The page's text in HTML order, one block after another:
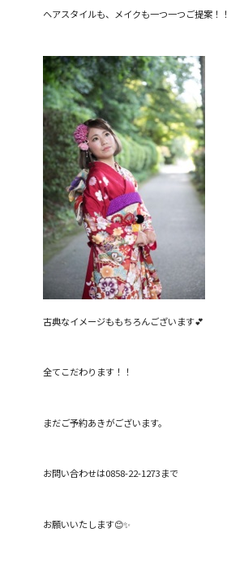
ヘアスタイルも、メイクも一つ一つご提案！！
古典なイメージももちろんございます💕
全てこだわります！！
まだご予約あきがございます。
お問い合わせは0858-22-1273まで
お願いいたします😊✨